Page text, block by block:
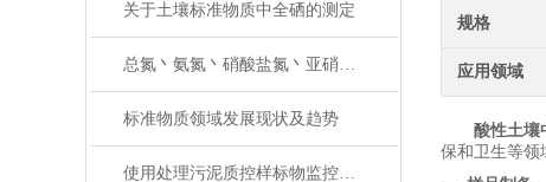
关于土壤标准物质中全硒的测定
总氮丶氨氮丶硝酸盐氮丶亚硝酸盐氮丶凯式氮分不清楚？
标准物质领域发展现状及趋势
使用处理污泥质控样标物监控分析过程，确保数据准确性的实用技巧
规格
应用领域
酸性土壤
保和卫生等领